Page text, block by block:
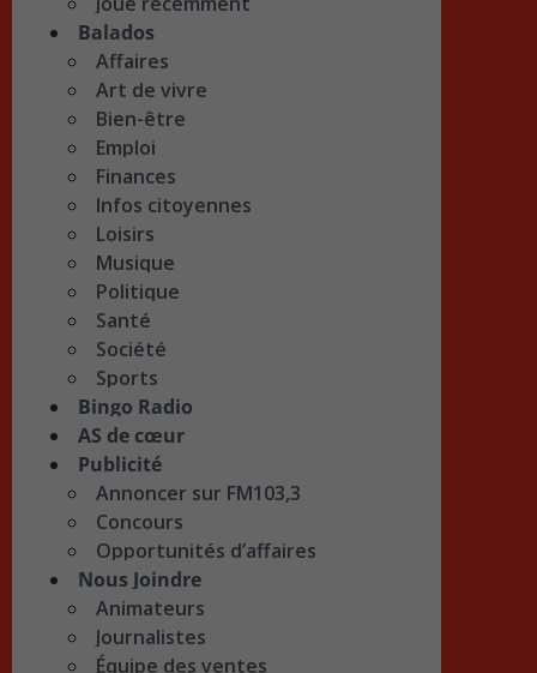
Balados
Affaires
Art de vivre
Bien-être
Emploi
Finances
Infos citoyennes
Loisirs
Musique
Politique
Santé
Société
Sports
Bingo Radio
AS de cœur
Publicité
Annoncer sur FM103,3
Concours
Opportunités d’affaires
Nous Joindre
Animateurs
Journalistes
Équipe des ventes